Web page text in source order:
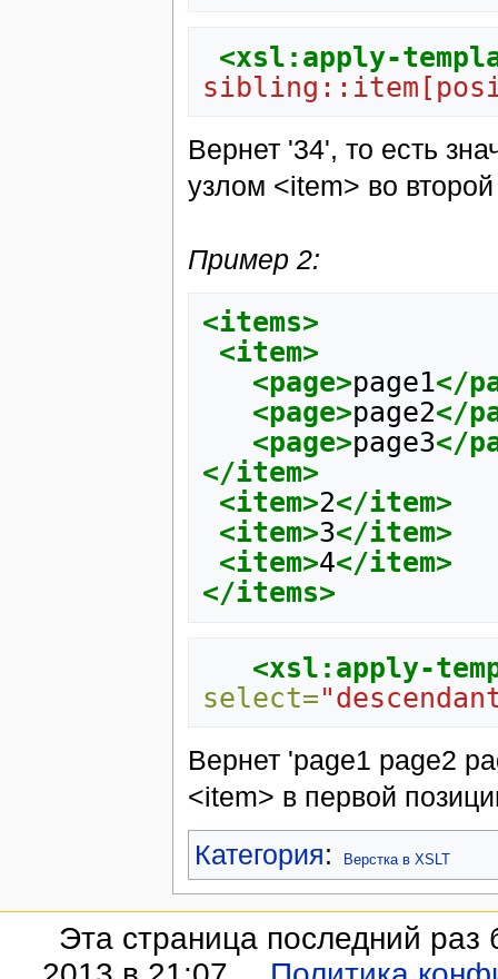
<xsl:apply-
Вернет '34', то есть
узлом <item> во
Пример 2:
<items>
<item>
<page>page1</
<page>page2</
<page>page3</
</item>
<item>2</item>
<item>3</item>
<item>4</item>
</items>
<xsl:apply-
select=
Вернет 'page1 page2
<item> в первой
Категория: Верстка в XSLT
Эта страница последний